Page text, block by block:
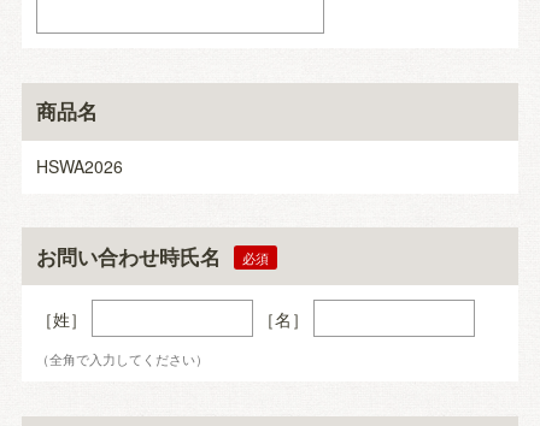
商品名
HSWA2026
お問い合わせ時氏名
［姓］ ［名］
（全角で入力してください）